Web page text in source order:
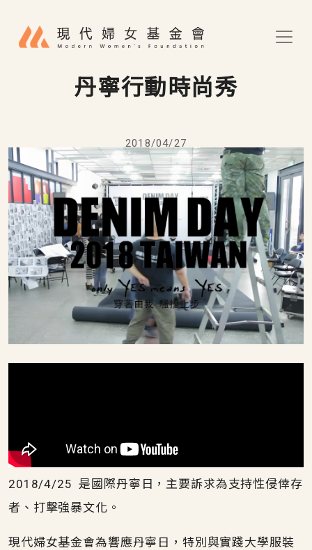
丹寧行動時尚秀
2018/04/27
2018/4/25 是國際丹寧日，主要訴求為支持性侵倖存
者、打擊強暴文化。
現代婦女基金會為響應丹寧日，特別與實踐大學服裝